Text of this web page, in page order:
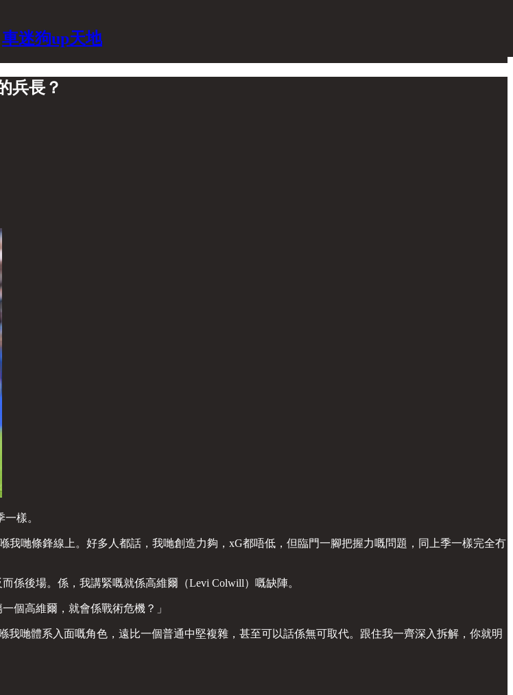
車迷狗up天地
兵長？
樣。
哋條鋒線上。好多人都話，我哋創造力夠，xG都唔低，但臨門一腳把握力嘅問題，同上季一樣完全冇
係後場。係，我講緊嘅就係高維爾（Levi Colwill）嘅缺陣。
個高維爾，就會係戰術危機？」
哋體系入面嘅角色，遠比一個普通中堅複雜，甚至可以話係無可取代。跟住我一齊深入拆解，你就明